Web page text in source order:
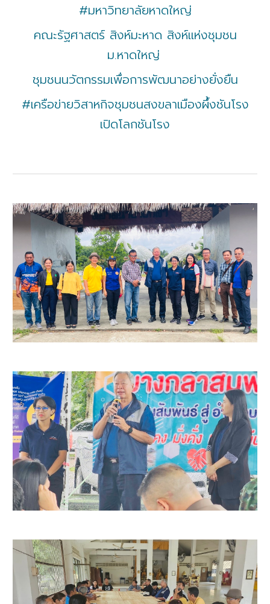
#มหาวิทยาลัยหาดใหญ่
คณะรัฐศาสตร์ สิงห์มะหาด สิงห์แห่งชุมชน
ม.หาดใหญ่
ชุมชนนวัตกรรมเพื่อการพัฒนาอย่างยั่งยืน
#เครือข่ายวิสาหกิจชุมชนสงขลาเมืองผึ้งชันโรง
เปิดโลกชันโรง